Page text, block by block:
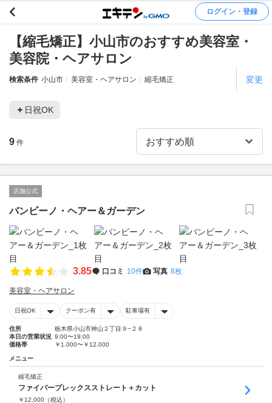
ログイン・登録
【縮毛矯正】小山市のおすすめ美容室・
美容院・ヘアサロン
検索条件 小山市 美容室・ヘアサロン 縮毛矯正 変更
日祝OK
9 件
店舗公式
バンビーノ・ヘアー＆ガーデン
3.85 口コミ 10件 写真 8枚
美容室・ヘアサロン
日祝OK クーポン有 駐車場有
住所
栃木県小山市神山２丁目９−２８
本日の営業状況 9:00〜19:00
価格帯
￥1,000〜￥12,000
メニュー
縮毛矯正
ファイバープレックスストレート＋カット
￥ 12,000 （税込）